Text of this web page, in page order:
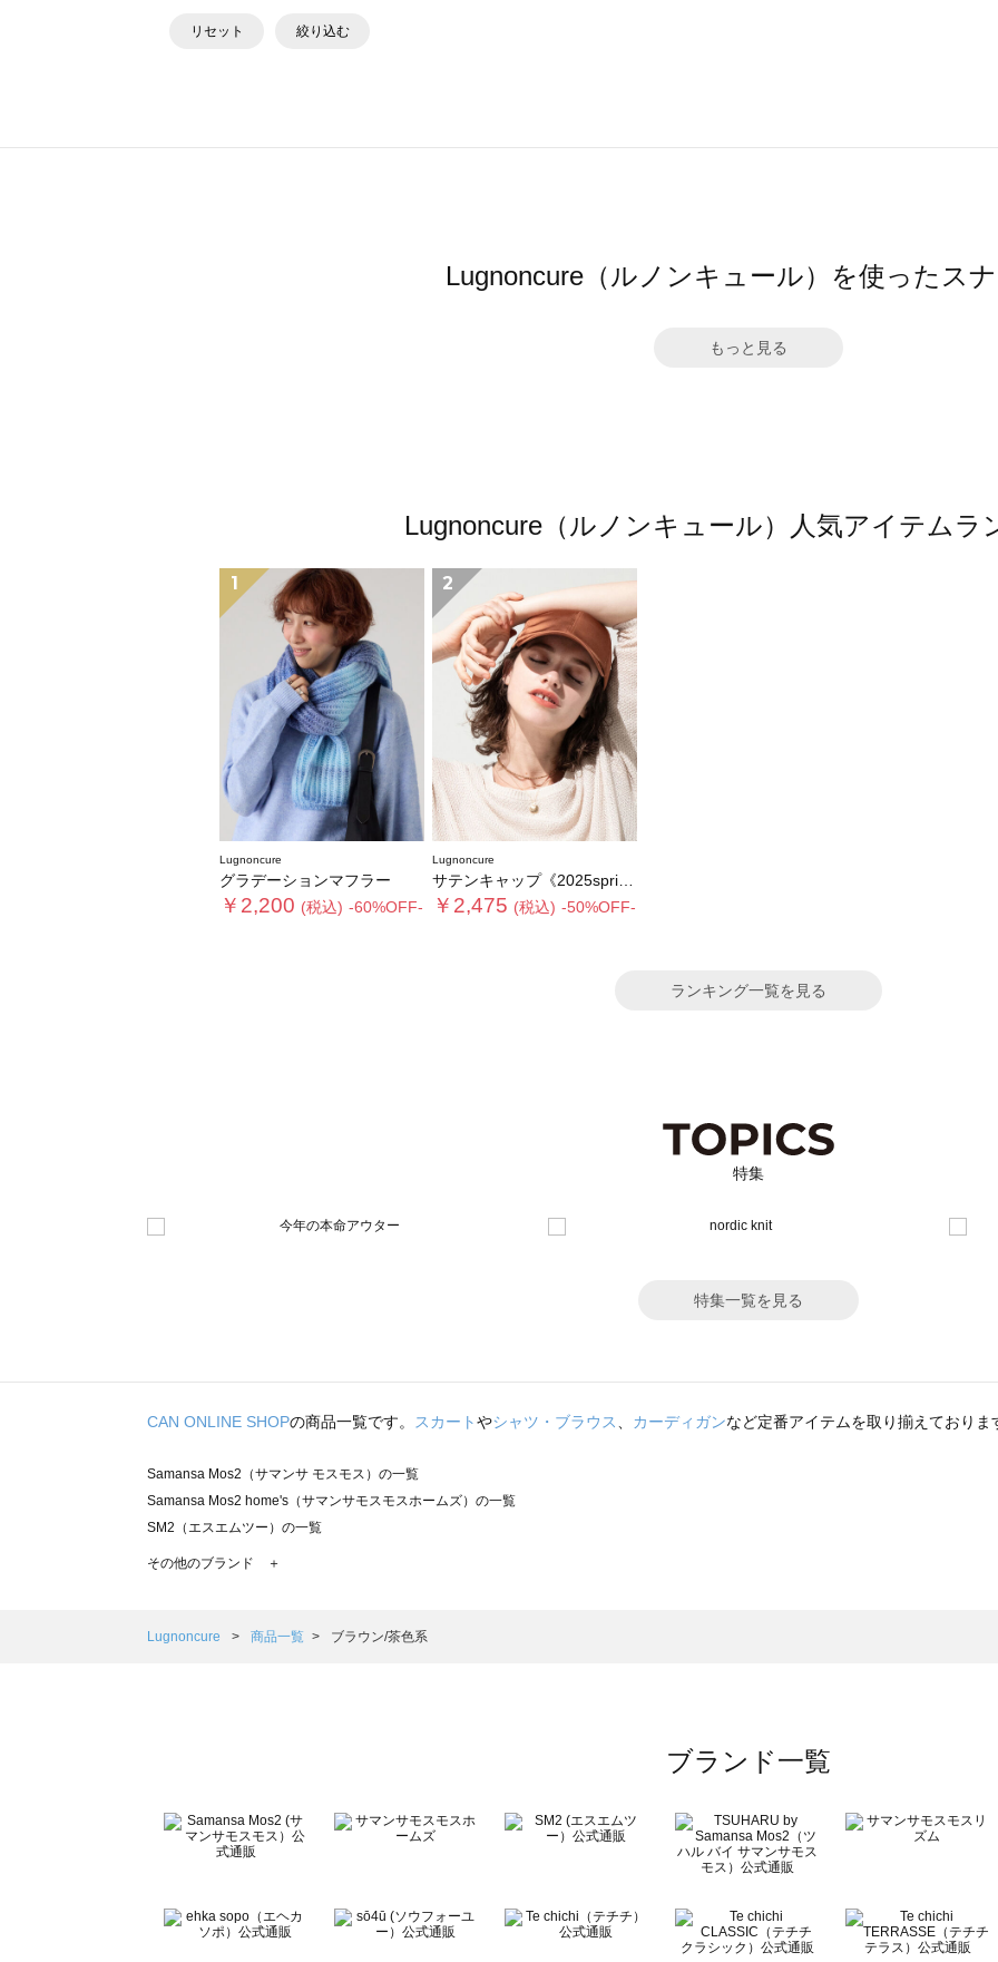
リセット 絞り込む
Lugnoncure（ルノンキュール）を使ったス
もっと見る
Lugnoncure（ルノンキュール）人気アイテムラ
1
Lugnoncure
グラデーションマフラー
￥2,200 (税込) -60%OFF-
2
Lugnoncure
サテンキャップ《2025spring catalog item》
￥2,475 (税込) -50%OFF-
ランキング一覧を見る
特集
特集一覧を見る
CAN ONLINE SHOPの商品一覧です。 スカートやシャツ・ブラウス、 カーディガンなど定番アイテムを取り揃えておりま
Samansa Mos2（サマンサ モスモス）の一覧
Samansa Mos2 home's（サマンサモスモスホームズ）の一覧
SM2（エスエムツー）の一覧
TSUHARU by Samansa Mos2（ツハルバイサマンサモスモス）の一覧
Samansa Mos2 Lagom（サマンサモスモス ラーゴム）の一覧
BETTY'S BLUE（べティーズブルー）の一覧
Wpc.（ワールドパーティー）の一覧
その他のブランド ＋
Lugnoncure 商品一覧 ブラウン/茶色系
ブランド一覧